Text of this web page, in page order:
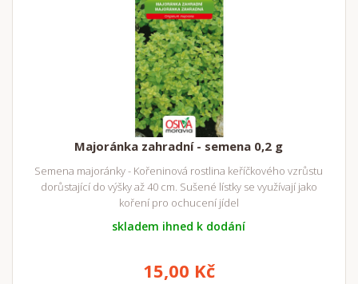
Majoránka zahradní - semena 0,2 g
Semena majoránky - Kořeninová rostlina keříčkového vzrůstu
dorůstající do výšky až 40 cm. Sušené lístky se využívají jako
koření pro ochucení jídel
skladem ihned k dodání
15,00 Kč